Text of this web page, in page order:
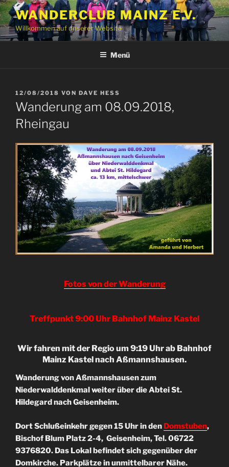
Zum
Inhalt
springen
WANDERCLUB MAINZ E.V.
Willkommen auf unserer Website
Menü
VERÖFFENTLICHT
AM
12/08/2018 VON DAVE HESS
Wanderung am 08.09.2018,
Rheingau
Fotos von der Wanderung
Treffpunkt 9:00 Uhr Bahnhof Mainz Kastel
Wir fahren mit der Regio um 9:19 Uhr ab Bahnhof
Mainz Kastel nach Aßmannshausen.
Wanderung von Aßmannshausen zum
Niederwalddenkmal weiter über die Abtei St.
Hildegard nach Geisenheim.
Dort Schlußeinkehr gegen 15 Uhr in den Domstuben,
Bischof Blum Platz 2-4, Geisenheim, Tel. 06722
9376820. Das Lokal befindet sich gegenüber der
Domkirche. Parkplätze in unmittelbarer Nähe.